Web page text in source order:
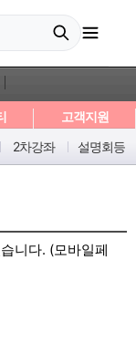
고객지원
2차강좌 설명회등
니다. (모바일페